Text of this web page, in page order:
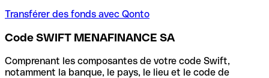
Transférer des fonds avec Qonto
Code SWIFT MENAFINANCE SA
Comprenant les composantes de votre code Swift,
notamment la banque, le pays, le lieu et le code de